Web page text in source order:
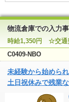
物流倉庫での入力
時給1,350円 ☆交通
C0409-NBO
未経験から始めら
土日祝休みで残業な